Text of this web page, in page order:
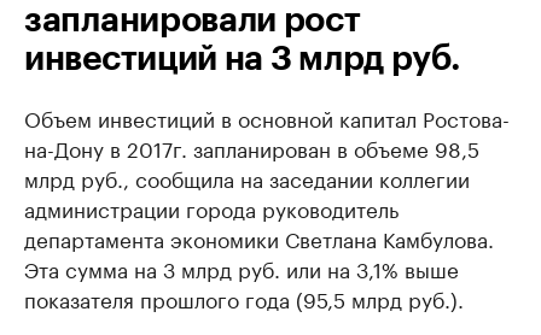
запланировали рост
инвестиций на 3 млрд руб.
Объем инвестиций в основной капитал Ростова-
на-Дону в 2017г. запланирован в объеме 98,5
млрд руб., сообщила на заседании коллегии
администрации города руководитель
департамента экономики Светлана Камбулова.
Эта сумма на 3 млрд руб. или на 3,1% выше
показателя прошлого года (95,5 млрд руб.).